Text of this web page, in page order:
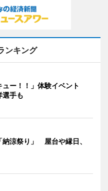
ンキング
ュー！！」体験イベント
選手も
納涼祭り」 屋台や縁日、